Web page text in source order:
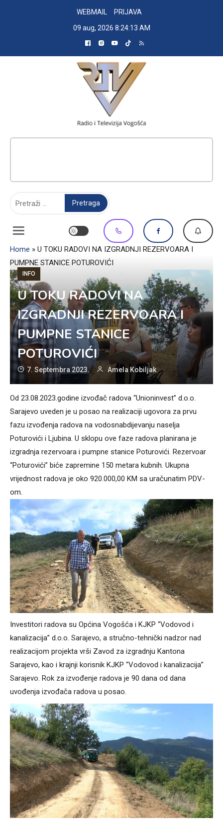
WEBMAIL
PRIJAVA
09 aug, 2026 8:24:14 AM
Home » U TOKU RADOVI NA IZGRADNJI REZERVOARA I
PUMPNE STANICE POTUROVIĆI
INFO
U TOKU RADOVI NA
IZGRADNJI REZERVOARA I
PUMPNE STANICE
POTUROVIĆI
7. Septembra 2023. Amela Kobiljak
Od 23.08.2023.godine izvođač radova “Unioninvest” d.o.o.
Sarajevo uveden je u posao na realizaciji ugovora za prvu
fazu izvođenja radova na vodosnabdijevanju naselja
Poturovići i Ljubina. U sklopu ove faze radova planirana je
izgradnja rezervoara i pumpne stanice Poturovići. Rezervoar
“Poturovići” biće zapremine 150 metara kubnih. Ukupna
vrijednost radova je oko 920.000,00 KM sa uračunatim PDV-
om.
Investitori radova su Općina Vogošća i KJKP “Vodovod i
kanalizacija” d.o.o. Sarajevo, a stručno-tehnički nadzor nad
realizacijom projekta vrši Zavod za izgradnju Kantona
Sarajevo, kao i krajnji korisnik KJKP “Vodovod i kanalizacija”
Sarajevo. Rok za izvođenje radova je 90 dana od dana
uvođenja izvođača radova u posao.